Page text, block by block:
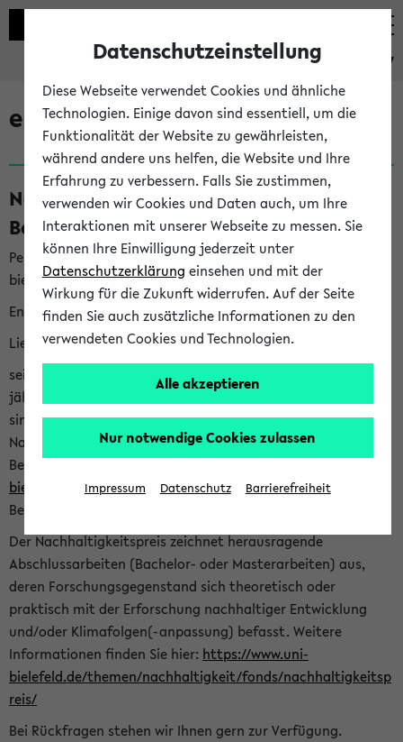
eKVV
eKVV News
Nachhaltigkeitspreis 2026:
Bewerbungsphase gestartet (06.08.26)
Per E-Mail eingestellt von nachhaltigkeitsbuero@uni-
bielefeld.de an den Verteiler 'Alle Studierenden':
English version below
Liebe Studierende,
seit 2023 verleiht das Rektorat der Universität Bielefeld
jährlich den Nachhaltigkeitspreis für Abschlussarbeiten. Sie
sind herzlich eingeladen sich mit Ihrer Abschlussarbeit beim
Nachhaltigkeitsbüro zu bewerben. Bitte nutzen Sie für Ihre
Bewerbung dieses Formular<https://formulare.uni-
bielefeld.de/frontend-server/form/provide/913/>. Die
Bewerbungsfrist endet am 30.09.2026.
Der Nachhaltigkeitspreis zeichnet herausragende
Abschlussarbeiten (Bachelor- oder Masterarbeiten) aus,
deren Forschungsgegenstand sich theoretisch oder
praktisch mit der Erforschung nachhaltiger Entwicklung
und/oder Klimafolgen(-anpassung) befasst. Weitere
Informationen finden Sie hier: https://www.uni-
bielefeld.de/themen/nachhaltigkeit/fonds/nachhaltigkeitsp
reis/
Bei Rückfragen stehen wir Ihnen gern zur Verfügung.
Datenschutzeinstellung
Diese Webseite verwendet Cookies und ähnliche
Technologien. Einige davon sind essentiell, um die
Funktionalität der Website zu gewährleisten,
während andere uns helfen, die Website und Ihre
Erfahrung zu verbessern. Falls Sie zustimmen,
verwenden wir Cookies und Daten auch, um Ihre
Interaktionen mit unserer Webseite zu messen. Sie
können Ihre Einwilligung jederzeit unter
Datenschutzerklärung einsehen und mit der
Wirkung für die Zukunft widerrufen. Auf der Seite
finden Sie auch zusätzliche Informationen zu den
verwendeten Cookies und Technologien.
Alle akzeptieren
Nur notwendige Cookies zulassen
Impressum Datenschutz Barrierefreiheit